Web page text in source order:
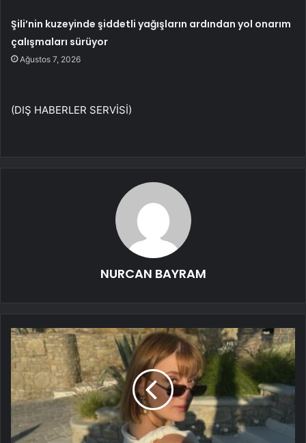
Şili’nin kuzeyinde şiddetli yağışların ardından yol onarım
çalışmaları sürüyor
Ağustos 7, 2026
(DIŞ HABERLER SERVİSİ)
NURCAN BAYRAM